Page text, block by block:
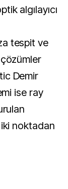
algılayıcı
tespit ve
Demir
ise ray
noktadan